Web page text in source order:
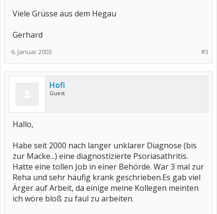
Viele Grüsse aus dem Hegau
Gerhard
#3
6. Januar 2003
Hofi
Guest
Hallo,
Habe seit 2000 nach langer unklarer Diagnose (bis
zur Macke...) eine diagnostizierte Psoriasathritis.
Hatte eine tollen Job in einer Behörde. War 3 mal zur
Reha und sehr häufig krank geschrieben.Es gab viel
Ärger auf Arbeit, da einige meine Kollegen meinten
ich wöre bloß zu faul zu arbeiten.